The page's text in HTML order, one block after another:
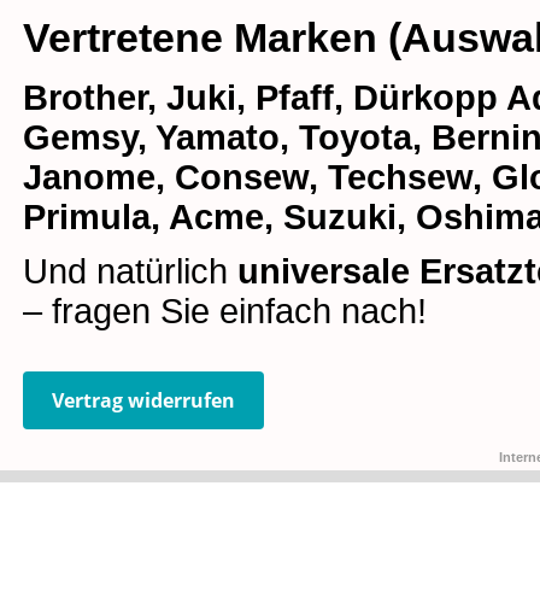
Vertretene Marken
Brother, Juki, Pfaff, Dürkopp
Gemsy, Yamato, Toyota,
Janome, Consew, Techsew,
Primula, Acme, Suzuki,
Und natürlich universale
– fragen Sie einfach nach!
Vertrag widerrufen